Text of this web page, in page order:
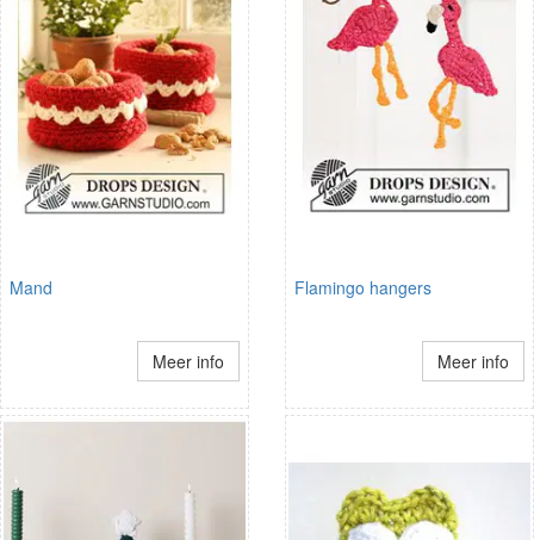
Mand
Meer info
Flamingo hangers
Meer info